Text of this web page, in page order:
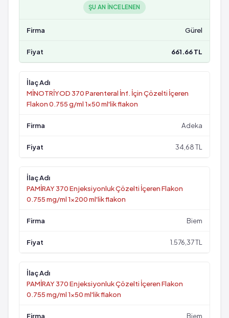
ŞU AN INCELENEN
Gürel
661.66 TL
MİNOTRİYOD 370 Parenteral İnf. İçin Çözelti İçeren
Flakon 0.755 g/ml 1x50 ml'lik flakon
Adeka
34,68 TL
PAMİRAY 370 Enjeksiyonluk Çözelti İçeren Flakon
0.755 mg/ml 1x200 ml'lik flakon
Biem
1.576,37 TL
PAMİRAY 370 Enjeksiyonluk Çözelti İçeren Flakon
0.755 mg/ml 1x50 ml'lik flakon
Biem